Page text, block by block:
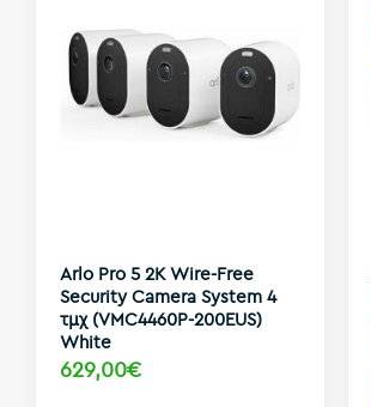
Arlo Pro 5 2K Wire-Free
Security Camera System 4
τμχ (VMC4460P-200EUS)
White
629,00€